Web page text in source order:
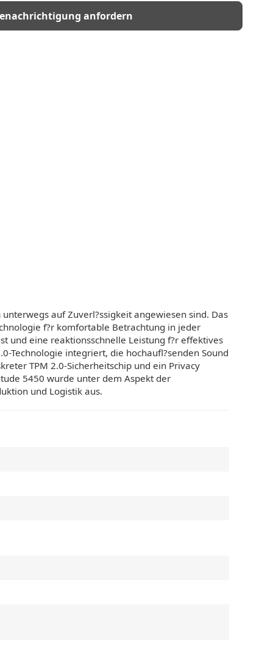
anfordern
auf Zuverl?ssigkeit angewiesen sind. Das
f?r komfortable Betrachtung in jeder
und eine reaktionsschnelle Leistung f?r effektives
Technologie integriert, die hochaufl?senden Sound
TPM 2.0-Sicherheitschip und ein Privacy
5450 wurde unter dem Aspekt der
und Logistik aus.